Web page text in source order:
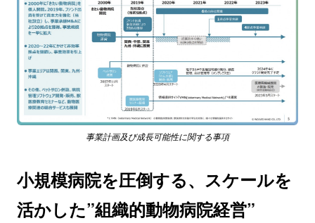
事業計画及び成長可能性に関する事項
小規模病院を圧倒する、スケールを
活かした”組織的動物病院経営”